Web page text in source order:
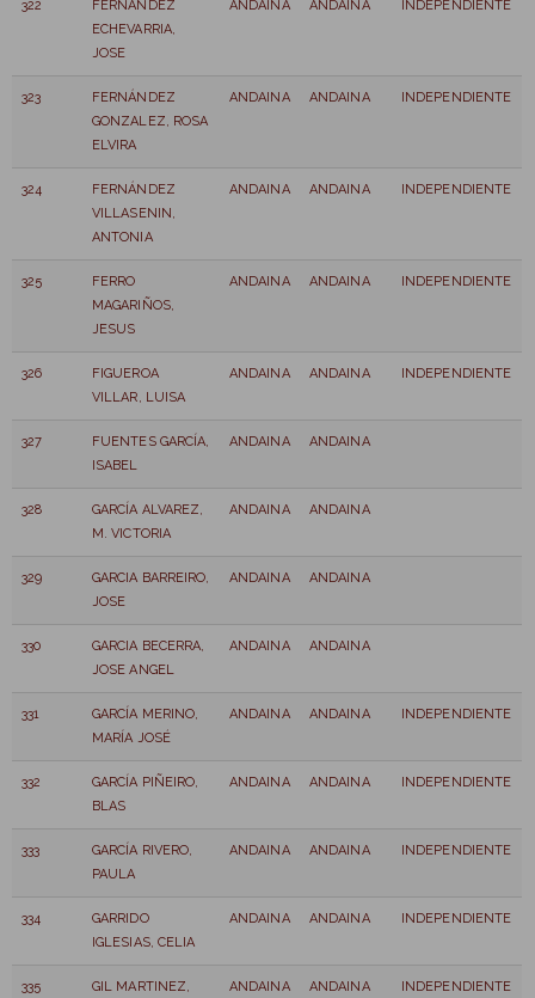
322
FERNANDEZ
ECHEVARRIA,
JOSE
ANDAINA ANDAINA INDEPENDIENTE
323
FERNÁNDEZ
GONZALEZ, ROSA
ELVIRA
ANDAINA ANDAINA INDEPENDIENTE
324
FERNÁNDEZ
VILLASENIN,
ANTONIA
ANDAINA ANDAINA INDEPENDIENTE
325
FERRO
MAGARIÑOS,
JESUS
ANDAINA ANDAINA INDEPENDIENTE
326
FIGUEROA
VILLAR, LUISA
ANDAINA ANDAINA INDEPENDIENTE
327
FUENTES GARCÍA,
ISABEL
ANDAINA ANDAINA
328
GARCÍA ALVAREZ,
M. VICTORIA
ANDAINA ANDAINA
329
GARCIA BARREIRO,
JOSE
ANDAINA ANDAINA
330
GARCIA BECERRA,
JOSE ANGEL
ANDAINA ANDAINA
331
GARCÍA MERINO,
MARÍA JOSÉ
ANDAINA ANDAINA INDEPENDIENTE
332
GARCÍA PIÑEIRO,
BLAS
ANDAINA ANDAINA INDEPENDIENTE
333
GARCÍA RIVERO,
PAULA
ANDAINA ANDAINA INDEPENDIENTE
334
GARRIDO
IGLESIAS, CELIA
ANDAINA ANDAINA INDEPENDIENTE
335
GIL MARTINEZ,
ANDAINA ANDAINA INDEPENDIENTE